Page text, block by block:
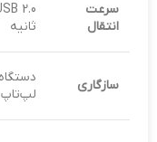
سرعت
انتقال
ثانیه
سازگاری